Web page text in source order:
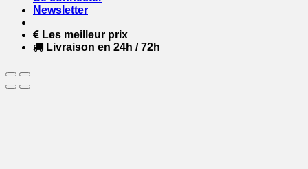
Newsletter
Les meilleur prix
Livraison en 24h / 72h